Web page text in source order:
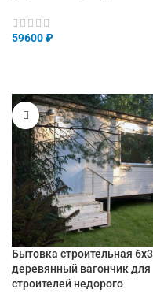
59600₽
Бытовка строительная 6х3
деревянный вагончик для
строителей недорого